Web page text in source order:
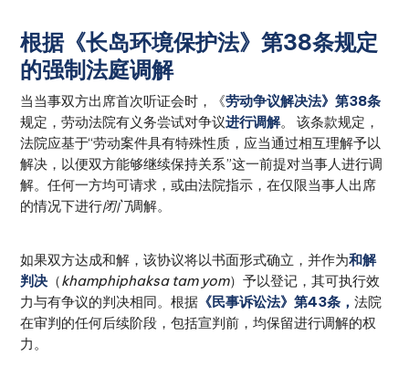
根据《长岛环境保护法》第38条规定
的强制法庭调解
当当事双方出席首次听证会时，《劳动争议解决法》第38条
规定，劳动法院有义务尝试对争议进行调解。 该条款规定，
法院应基于“劳动案件具有特殊性质，应当通过相互理解予以
解决，以便双方能够继续保持关系”这一前提对当事人进行调
解。任何一方均可请求，或由法院指示，在仅限当事人出席
的情况下进行闭门调解。
如果双方达成和解，该协议将以书面形式确立，并作为和解
判决 （khamphiphaksa tam yom）予以登记，其可执行效
力与有争议的判决相同。根据 《民事诉讼法》第43条，法院
在审判的任何后续阶段，包括宣判前，均保留进行调解的权
力。